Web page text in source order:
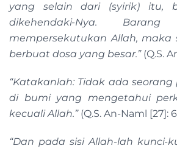
yang selain dari (syirik) itu,
dikehendaki-Nya.
mempersekutukan Allah, maka
berbuat dosa yang besar.”(Q.S.
“Katakanlah: Tidak ada
di bumi yang mengetahui
kecuali Allah.”(Q.S. An-Naml [27]:
“Dan pada sisi Allah-lah kunci-